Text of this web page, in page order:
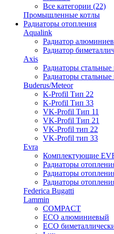
Все категории (22)
Промышленные котлы
Радиаторы отопления
Aqualink
Радиатор
Радиатор
Axis
Радиаторы
Радиаторы
Buderus/Meteor
K-Profil Тип 22
K-Profil Тип 33
VK-Profil Тип 11
VK-Profil Тип 21
VK-Profil тип 22
VK-Profil тип 33
Evra
Комплектующие
Радиаторы
Радиаторы
Радиаторы
Federica Bugatti
Lammin
COMPACT
ECO алюминиевый
ECO